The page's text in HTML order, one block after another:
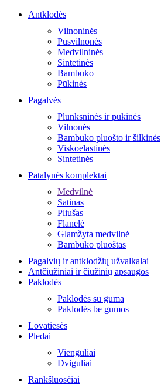
Antklodės
Vilnoninės
Pusvilnonės
Medvilninės
Sintetinės
Bambuko
Pūkinės
Pagalvės
Plunksninės ir pūkinės
Vilnonės
Bambuko pluošto ir šilkinės
Viskoelastinės
Sintetinės
Patalynės komplektai
Medvilnė
Satinas
Pliušas
Flanelė
Glamžyta medvilnė
Bambuko pluoštas
Pagalvių ir antklodžių užvalkalai
Antčiužiniai ir čiužinių apsaugos
Paklodės
Paklodės su guma
Paklodės be gumos
Lovatiesės
Pledai
Vienguliai
Dviguliai
Rankšluosčiai